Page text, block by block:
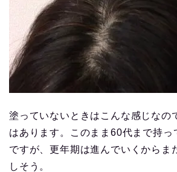
塗っていないときはこんな感じなの
はあります。このまま60代まで持っ
ですが、更年期は進んでいくからま
しそう。